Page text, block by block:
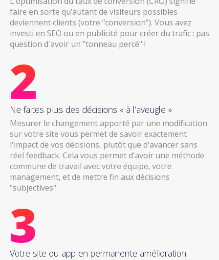
faire en sorte qu’autant de visiteurs possibles
deviennent clients (votre “conversion”). Vous avez
investi en SEO ou en publicité pour créer du trafic : pas
question d'avoir un "tonneau percé" !
2
Ne faites plus des décisions « à l’aveugle »
Mesurer le changement apporté par une modification
sur votre site vous permet de savoir exactement
l'impact de vos décisions, plutôt que d'avancer sans
réel feedback. Cela vous permet d'avoir une méthode
commune de travail avec votre équipe, votre
management, et de mettre fin aux décisions
"subjectives".
3
Votre site ou app en permanente amélioration